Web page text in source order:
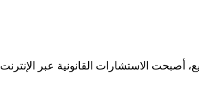
الاستشارات القانونية عبر الإنترنت